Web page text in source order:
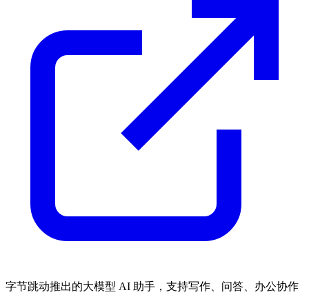
字节跳动推出的大模型 AI 助手，支持写作、问答、办公协作